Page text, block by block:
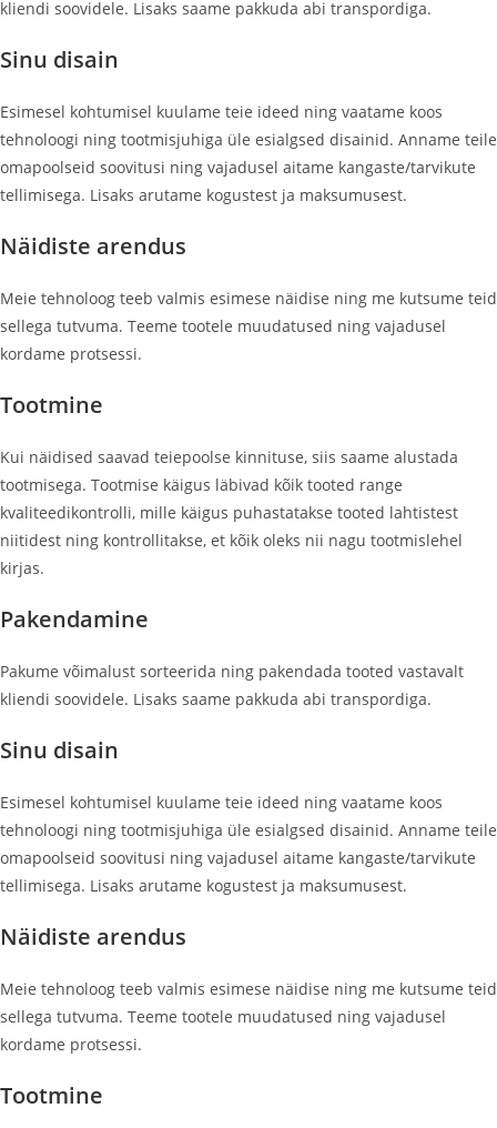
kliendi soovidele. Lisaks saame pakkuda abi transpordiga.
Sinu disain
Esimesel kohtumisel kuulame teie ideed ning vaatame koos
tehnoloogi ning tootmisjuhiga üle esialgsed disainid. Anname teile
omapoolseid soovitusi ning vajadusel aitame kangaste/tarvikute
tellimisega. Lisaks arutame kogustest ja maksumusest.
Näidiste arendus
Meie tehnoloog teeb valmis esimese näidise ning me kutsume teid
sellega tutvuma. Teeme tootele muudatused ning vajadusel
kordame protsessi.
Tootmine
Kui näidised saavad teiepoolse kinnituse, siis saame alustada
tootmisega. Tootmise käigus läbivad kõik tooted range
kvaliteedikontrolli, mille käigus puhastatakse tooted lahtistest
niitidest ning kontrollitakse, et kõik oleks nii nagu tootmislehel
kirjas.
Pakendamine
Pakume võimalust sorteerida ning pakendada tooted vastavalt
kliendi soovidele. Lisaks saame pakkuda abi transpordiga.
Sinu disain
Esimesel kohtumisel kuulame teie ideed ning vaatame koos
tehnoloogi ning tootmisjuhiga üle esialgsed disainid. Anname teile
omapoolseid soovitusi ning vajadusel aitame kangaste/tarvikute
tellimisega. Lisaks arutame kogustest ja maksumusest.
Näidiste arendus
Meie tehnoloog teeb valmis esimese näidise ning me kutsume teid
sellega tutvuma. Teeme tootele muudatused ning vajadusel
kordame protsessi.
Tootmine